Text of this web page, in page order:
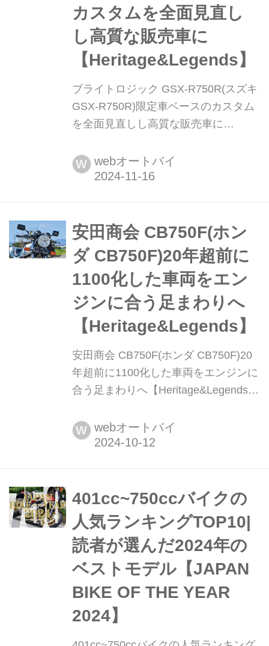
カスタムを全面見直し
し高質な販売車に
【Heritage&Legends】
ブライトロジック GSX-R750R(スズキ
GSX-R750R)限定車ベースのカスタム
を全面見直しし高質な販売車に
ジェンズ 公式サイト ▶▶▶カスタム
とメンテナンスのことならヘリテイジ
な作り イエロー×ホワイトのHB(ハー
ベー。今はBAT傘下にあるドイツ[当時
西ドイツ]のタバコブランド)カラー...
W webオートバイ
安田商会 CB750F(ホン
ダ CB750F)20年超前に
1100化した車両をエン
ジンに合う足まわりへ
【Heritage&Legends】
安田商会 CB750F(ホンダ CB750F)20
年超前に1100化した車両をエンジンに
合う足まわりへ【Heritage&Legends】
▶▶▶カスタムとメンテナンスのこと
ならヘリテイジ&レジェンズ handl-
CB750F。以前掲載した車両と同じス
ペンサーカラー&17インチ仕様なのだ
が、素性や構成は...
W webオートバイ
401cc~750ccバイクの
人気ランキングTOP10|
読者が選んだ2024年の
ベストモデル【JAPAN
BIKE OF THE YEAR
2024】